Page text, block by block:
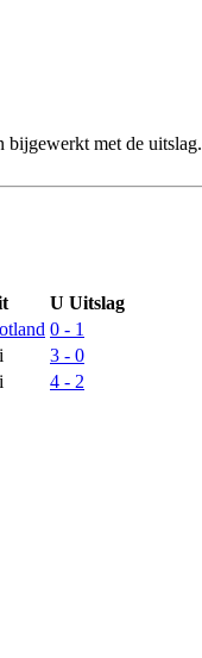
bijgewerkt met de uitslag.
U Uitslag
0 - 1
3 - 0
4 - 2